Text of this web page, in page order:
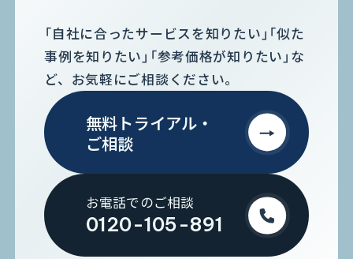
「自社に合ったサービスを知りたい」「似た
事例を知りたい」「参考価格が知りたい」な
ど、お気軽にご相談ください。
無料トライアル・
ご相談
お電話でのご相談
0120-105-891